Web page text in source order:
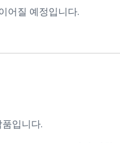
어질 예정입니다.
입니다.